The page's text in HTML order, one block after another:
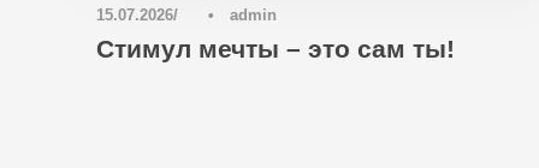
15.07.2026 • admin
Стимул мечты – это сам ты!